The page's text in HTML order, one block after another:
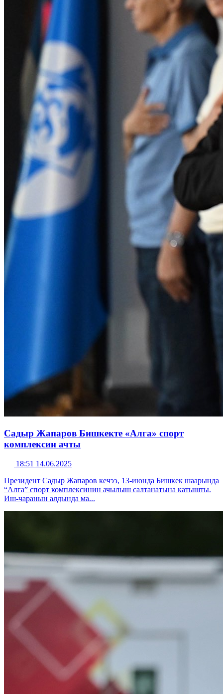
Садыр Жапаров Бишкекте «Алга» спорт
комплексин ачты
18:51 14.06.2025
Президент Садыр Жапаров кечээ, 13-июнда Бишкек шаарында
“Алга” спорт комплексинин ачылыш салтанатына катышты.
Иш-чаранын алдында ма...